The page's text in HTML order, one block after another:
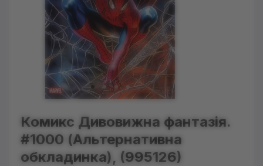
Комикс Дивовижна фантазія.
#1000 (Альтернативна
обкладинка), (995126)